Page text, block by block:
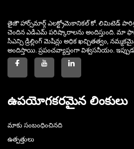
తైజౌ హార్స్‌మార్గ్ ఎలక్ట్రోమెకానికల్ కో. లిమిటెడ్
చెందిన ఎడిఎమ్ పరిష్కారాలను అందిస్తుంది. మా
సిఎన్సి డ్రిల్లింగ్ మెషిన్లు అధిక ఖచ్చితత్వం,
అందిస్తాయి. ప్రపంచవ్యాప్తంగా విశ్వసనీయం.
ఉపయోగకరమైన లింకులు
మాకు సంబంధించినది
ఉత్పత్తులు